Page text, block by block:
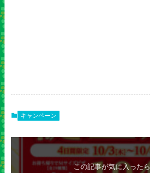
キャンペーン
この記事が気に入ったら